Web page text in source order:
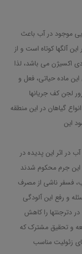
موجود در آب باعث
آلگها کوتاه است و از
اکسیژن می باشد، لذا
ماده حیاتی، فعل و
لجن کف جریانها
گیاهان در این منطقه
این
آب در اثر این پدیده در
این جرم محکوم شدند
فسفر ناشی از مصرف
و رفع این آلودگی
دترجنتها را کاهش
و تحقیق مشترک که
زئولیت مناسب